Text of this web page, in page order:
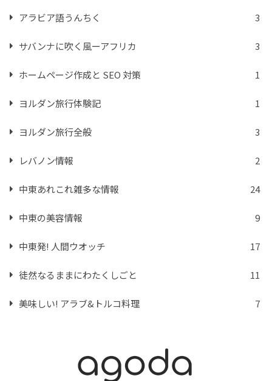
アラビア語うんちく 3
サバンナに吹く風ーアフリカ 3
ホームページ作成と SEO 対策 1
ヨルダン旅行体験記 1
ヨルダン旅行全般 3
レバノン情報 2
中東あれこれ雑多な情報 24
中東の美容情報 9
中東発! 人間ウオッチ 17
徒然なるままにわたくしごと 11
美味しい! アラブ&トルコ料理 7